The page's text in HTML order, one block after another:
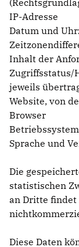
IP-Adresse
Datum und
Inhalt der
Zugriffsstatus/
jeweils
Website, von
Browser
Sprache und
Die
statistischen
an Dritte findet
Diese Daten